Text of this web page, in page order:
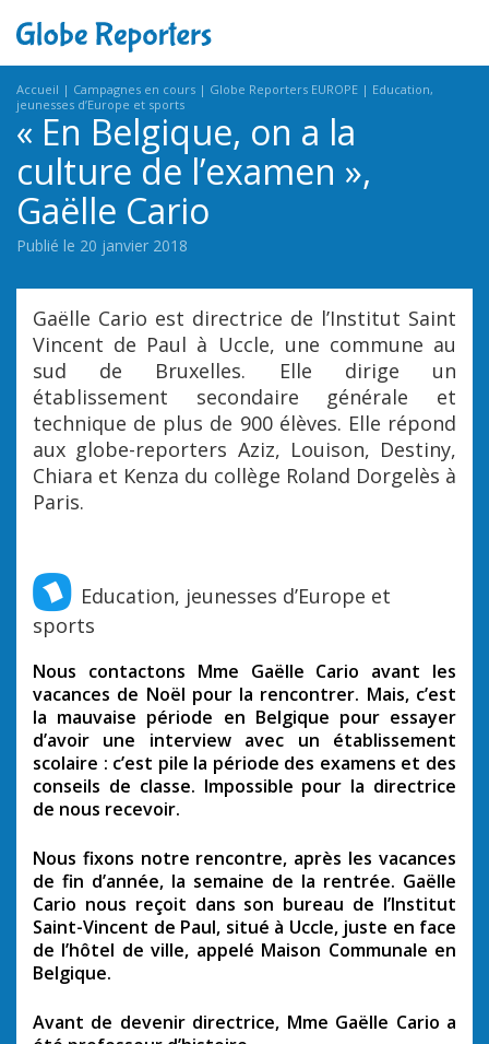
Accueil Campagnes en cours Globe Reporters EUROPE
Education,
jeunesses d’Europe et sports
« En Belgique, on a la
culture de l’examen »,
Gaëlle Cario
Publié le 20 janvier 2018
Gaëlle Cario est directrice de l’Institut Saint
Vincent de Paul à Uccle, une commune au
sud de Bruxelles. Elle dirige un
établissement secondaire générale et
technique de plus de 900 élèves. Elle répond
aux globe-reporters Aziz, Louison, Destiny,
Chiara et Kenza du collège Roland Dorgelès à
Paris.
Education, jeunesses d’Europe et
sports
Nous contactons Mme Gaëlle Cario avant les
vacances de Noël pour la rencontrer. Mais, c’est
la mauvaise période en Belgique pour essayer
d’avoir une interview avec un établissement
scolaire : c’est pile la période des examens et des
conseils de classe. Impossible pour la directrice
de nous recevoir.
Nous fixons notre rencontre, après les vacances
de fin d’année, la semaine de la rentrée. Gaëlle
Cario nous reçoit dans son bureau de l’Institut
Saint-Vincent de Paul, situé à Uccle, juste en face
de l’hôtel de ville, appelé Maison Communale en
Belgique.
Avant de devenir directrice, Mme Gaëlle Cario a